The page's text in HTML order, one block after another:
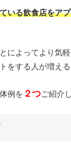
いる飲食店をア
によってより気
をする人が増える
例を ２つご紹介